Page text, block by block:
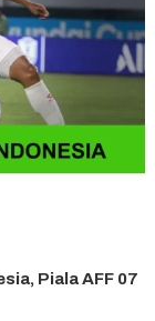
Piala AFF 07